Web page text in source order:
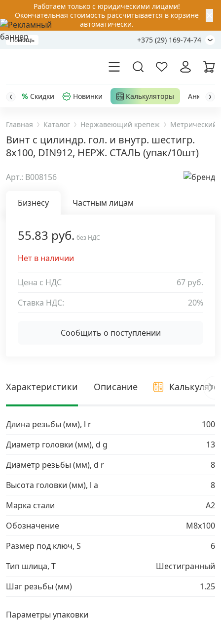
Работаем только с юридическими лицами!
Окончательная стоимость рассчитывается в корзине
автоматически.
Помощь +375 (29) 169-74-74
Акции
Распродажа
Уценка
Анкерная техника
Дюбельная техника
Хомуты и шуруп-шпильки
Грузовой крепеж
Комплекты и наборы крепежа
›
Метрический крепеж
Скидки Новинки Калькуляторы Анкер-
Главная Каталог Нержавеющий крепеж Метрический
Винт с цилиндр. гол. и внутр. шестигр.
8х100, DIN912, НЕРЖ. СТАЛЬ (упак/10шт)
Арт.: B008156
Бизнесу Частным лицам
55.83 руб. без НДС
Нет в наличии
Цена с НДС
67 руб.
Ставка НДС:
20%
Сообщить о поступлении
Характеристики Описание
Длина резьбы (мм), l r
100
Диаметр головки (мм), d g
13
Диаметр резьбы (мм), d r
8
Высота головки (мм), l a
8
Марка стали
A2
Обозначение
М8х100
Размер под ключ, S
6
Тип шлица, T
Шестигранный
Шаг резьбы (мм)
1.25
Параметры упаковки